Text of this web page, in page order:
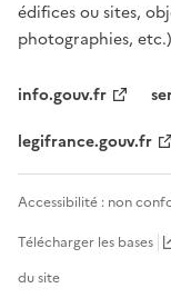
édifices ou sites,
photographies, etc.)
info.gouv.fr
legifrance.gouv.fr
Accessibilité : non
Télécharger les bases
du site